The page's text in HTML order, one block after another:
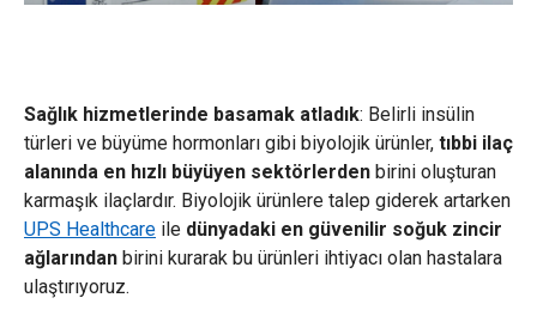
Sağlık hizmetlerinde basamak atladık: Belirli insülin
türleri ve büyüme hormonları gibi biyolojik ürünler, tıbbi ilaç
alanında en hızlı büyüyen sektörlerden birini oluşturan
karmaşık ilaçlardır. Biyolojik ürünlere talep giderek artarken
UPS Healthcare ile dünyadaki en güvenilir soğuk zincir
ağlarından birini kurarak bu ürünleri ihtiyacı olan hastalara
ulaştırıyoruz.